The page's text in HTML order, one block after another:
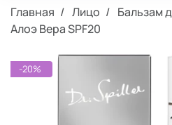
Главная Лицо
Бальзам
Алоэ Вера SPF20
-20%